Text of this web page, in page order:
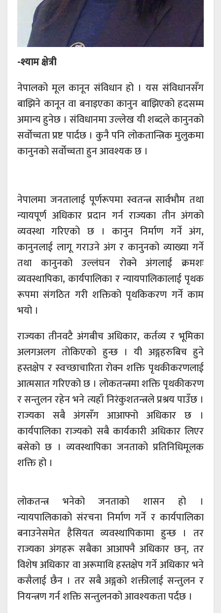
-श्याम क्षेत्री
नेपालको मूल कानून संविधान हो । यस संविधानसँग
बाझिने कानून वा बनाइएका कानुन बाझिएको हदसम्म
अमान्य हुनेछ । संविधानमा उल्लेख यी शब्दले कानुनको
सर्वोच्चता प्रष्ट पार्दछ । कुनै पनि लोकतान्त्रिक मुलुकमा
कानुनको सर्वोच्चता हुन आवश्यक छ ।
नेपालमा जनतालाई पूर्णरूपमा स्वतन्त्र सार्वभौम तथा
न्यायपूर्ण अधिकार प्रदान गर्न राज्यका तीन अंगको
व्यवस्था गरिएको छ । कानुन निर्माण गर्ने अंग,
कानुनलाई लागू गराउने अंग र कानुनको व्याख्या गर्ने
तथा कानुनको उल्लंघन रोक्ने अंगलाई क्रमशः
व्यवस्थापिका, कार्यपालिका र न्यायपालिकालाई पृथक
रूपमा संगठित गरी शक्तिको पृथकिकरण गर्ने काम
भयो ।
राज्यका तीनवटै अंगबीच अधिकार, कर्तव्य र भूमिका
अलगअलग तोकिएको हुन्छ । यी अङ्गहरुबिच हुने
हस्तक्षेप र स्वच्छाचारिता रोक्न शक्ति पृथकीकरणलाई
आत्मसात गरिएको छ । लोकतन्त्रमा शक्ति पृथकीकरण
र सन्तुलन रहेन भने त्यहाँ निरंकुशतन्त्रले प्रश्रय पाउँछ ।
राज्यका सबै अंगसँग आआफ्नो अधिकार छ ।
कार्यपालिका राज्यको सबै कार्यकारी अधिकार लिएर
बसेको छ । व्यवस्थापिका जनताको प्रतिनिधिमूलक
शक्ति हो ।
लोकतन्त्र भनेको जनताको शासन हो ।
न्यायपालिकाको संरचना निर्माण गर्ने र कार्यपालिका
बनाउनेसमेत हैसियत व्यवस्थापिकामा हुन्छ । तर
राज्यका अंगहरू सबैका आआफ्नै अधिकार छन्, तर
विशेष अधिकार वा अरूमाथि हस्तक्षेप गर्ने अधिकार भने
कसैलाई छैन । तर सबै अङ्गको शक्तीलाई सन्तुलन र
नियन्त्रण गर्न शक्ति सन्तुलनको आवश्यकता पर्दछ ।